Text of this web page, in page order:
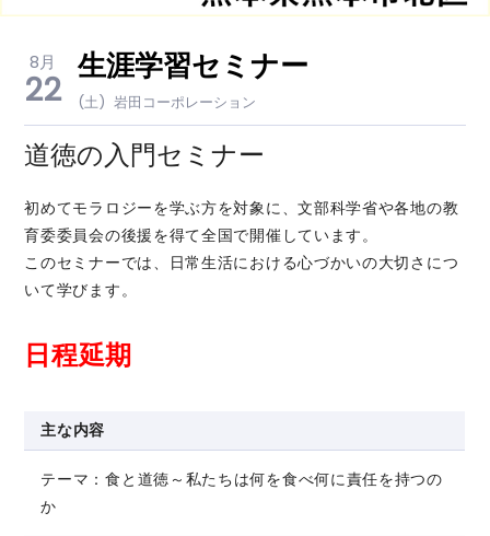
8月
22
生涯学習セミナー
(土) 岩田コーポレーション
道徳の入門セミナー
初めてモラロジーを学ぶ方を対象に、文部科学省や各地の教
育委委員会の後援を得て全国で開催しています。
このセミナーでは、日常生活における心づかいの大切さにつ
いて学びます。
日程延期
主な内容
テーマ：食と道徳～私たちは何を食べ何に責任を持つの
か